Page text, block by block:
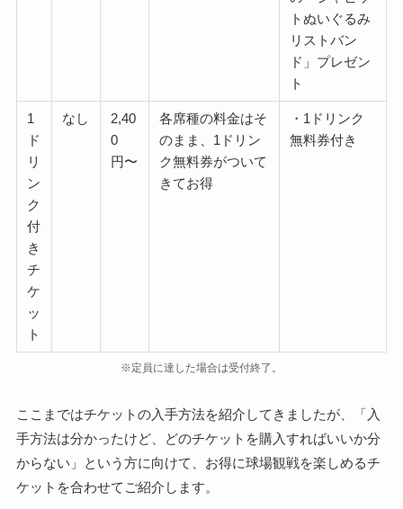
トぬいぐるみ
リストバン
ド」プレゼン
ト
1
ド
リ
ン
ク
付
き
チ
ケ
ッ
ト
なし
2,40
0
円〜
各席種の料金はそ
のまま、1ドリン
ク無料券がついて
きてお得
・1ドリンク
無料券付き
※定員に達した場合は受付終了。
ここまではチケットの入手方法を紹介してきましたが、「入
手方法は分かったけど、どのチケットを購入すればいいか分
からない」という方に向けて、お得に球場観戦を楽しめるチ
ケットを合わせてご紹介します。